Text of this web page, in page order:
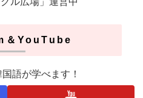
＆YouTube
語が学べます！